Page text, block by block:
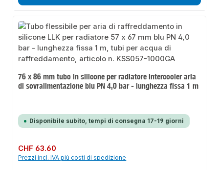
76 x 86 mm tubo in silicone per radiatore intercooler aria
di sovralimentazione blu PN 4,0 bar - lunghezza fissa 1 m
Disponibile subito, tempi di consegna 17-19 giorni
Prezzo normale:
CHF 63.60
Prezzi incl. IVA più costi di spedizione